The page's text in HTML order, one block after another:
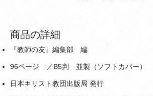
商品の詳細
『教師の友』編集部 編
96ページ ／B5判 並製（ソフトカバー）
日本キリスト教団出版局 発行